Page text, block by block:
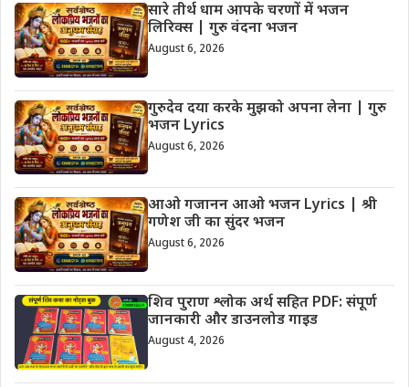
सारे तीर्थ धाम आपके चरणों में भजन
लिरिक्स | गुरु वंदना भजन
August 6, 2026
गुरुदेव दया करके मुझको अपना लेना | गुरु
भजन Lyrics
August 6, 2026
आओ गजानन आओ भजन Lyrics | श्री
गणेश जी का सुंदर भजन
August 6, 2026
शिव पुराण श्लोक अर्थ सहित PDF: संपूर्ण
जानकारी और डाउनलोड गाइड
August 4, 2026